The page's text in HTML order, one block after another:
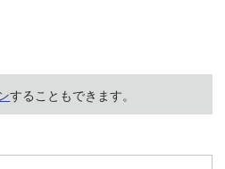
することもできます。